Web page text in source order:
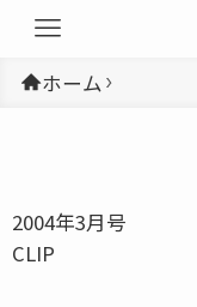
ホーム
2004年3月号
CLIP